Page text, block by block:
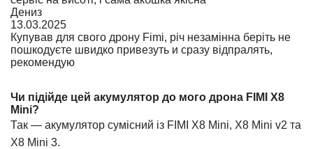
Дениз
13.03.2025
Купував для свого дрону Fimi, річ незамінна беріть не
пошкодуєте швидко привезуть и сразу відпралять,
рекомендую
Чи підійде цей акумулятор до мого дрона FIMI X8
Mini?
Так — акумулятор сумісний із FIMI X8 Mini, X8 Mini v2 та
X8 Mini 3.